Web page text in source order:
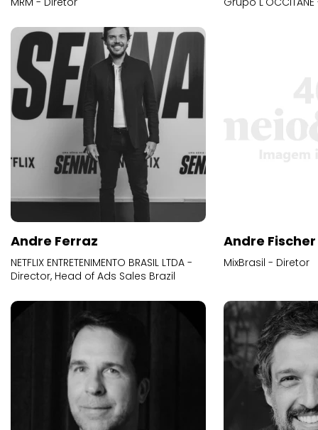
Andre Ferraz
NETFLIX ENTRETENIMENTO BRASIL LTDA -
Director, Head of Ads Sales Brazil
Andre Fischer
MixBrasil - Diretor